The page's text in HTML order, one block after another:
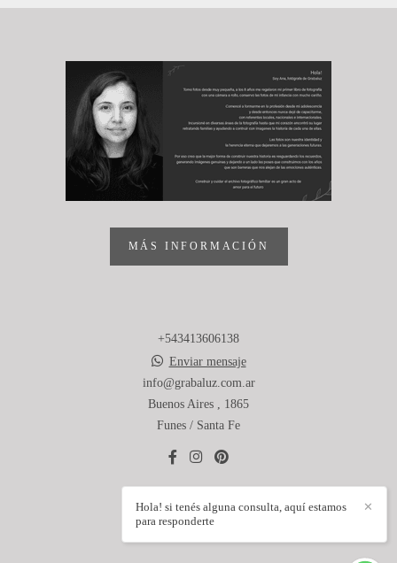
MÁS INFORMACIÓN
+543413606138
Enviar mensaje
info@grabaluz.com.ar
Buenos Aires , 1865
Funes / Santa Fe
CONTACTO
✕
Hola! si tenés alguna consulta, aquí estamos
para responderte